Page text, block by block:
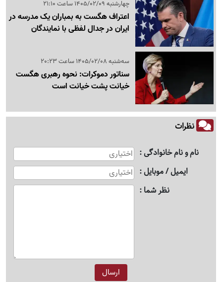
چهارشنبه 1405/02/09 ساعت 21:10
اعتراف هگست به بمباران یک مدرسه در
ایران در جدال لفظی با نمایندگان
سه‌شنبه 1405/02/08 ساعت 20:23
سناتور دموکرات: نحوه رهبری هگست
خیانت پشت خیانت است
نظرات
نام و نام خانوادگی
ایمیل / موبایل
نظر شما